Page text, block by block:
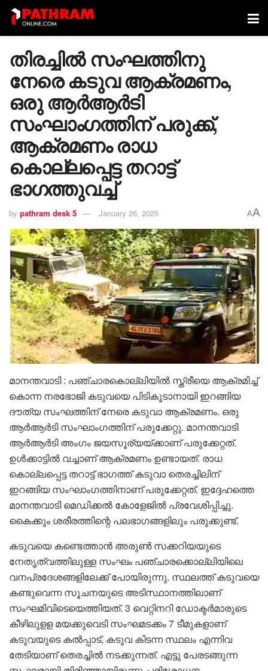
തിരച്ചിൽ സംഘത്തിനു
നേരെ കടുവ ആക്രമണം,
ഒരു ആർആർടി
സംഘാംഗത്തിന് പരുക്ക്,
ആക്രമണം രാധ
കൊല്ലപ്പെട്ട തറാട്ട്
ഭാഗത്തുവച്ച്
by pathram desk 5 January 26, 2025 AA
മാനന്തവാടി : പഞ്ചാരകൊല്ലിയിൽ സ്ത്രീയെ ആക്രമിച്ച്
കൊന്ന നരഭോജി കടുവയെ പിടികൂടാനായി ഇറങ്ങിയ
ദൗത്യ സംഘത്തിന് നേരെ കടുവാ ആക്രമണം. ഒരു
ആർആർടി സംഘാംഗത്തിന് പരുക്കേറ്റു. മാനന്തവാടി
ആർആർടി അംഗം ജയസൂര്യയ്ക്കാണ് പരുക്കേറ്റത്.
ഉൾക്കാട്ടിൽ വച്ചാണ് ആക്രമണം ഉണ്ടായത്. രാധ
കൊല്ലപ്പെട്ട തറാട്ട് ഭാഗത്ത്‌ കടുവാ തെരച്ചിലിന്
ഇറങ്ങിയ സംഘാംഗത്തിനാണ് പരുക്കേറ്റത്. ഇദ്ദേഹത്തെ
മാനന്തവാടി മെഡിക്കൽ കോളേജിൽ പ്രവേശിപ്പിച്ചു.
കൈക്കും ശരീരത്തിന്റെ പലഭാഗങ്ങളിലും പരുക്കുണ്ട്.
കടുവയെ കണ്ടെത്താൻ അരുൺ സക്കറിയയുടെ
നേതൃത്വത്തിലുള്ള സംഘം പഞ്ചാരക്കൊല്ലിയിലെ
വനപ്രദേശങ്ങളിലേക്ക് പോയിരുന്നു. സ്ഥലത്ത് കടുവയെ
കണ്ടുവെന്ന സൂചനയുടെ അടിസ്ഥാനത്തിലാണ്
സംഘമിവിടെയെത്തിയത്. 3 വെറ്റിനറി ഡോക്ടർമാരുടെ
കീഴിലുളള മയക്കുവെടി സംഘമടക്കം 7 ടീമുകളാണ്
കടുവയുടെ കൽപ്പാട്, കടുവ കിടന്ന സ്ഥലം എന്നിവ
തേടിയാണ് തെരച്ചിൽ നടക്കുന്നത്. എട്ടു പേരടങ്ങുന്ന